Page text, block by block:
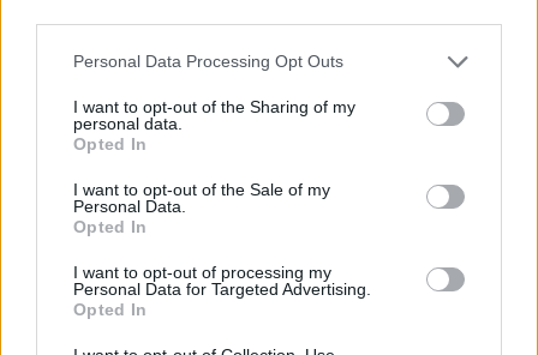
Personal Data Processing Opt Outs
I want to opt-out of the Sharing of my
personal data.
Opted In
I want to opt-out of the Sale of my
Personal Data.
Opted In
I want to opt-out of processing my
Personal Data for Targeted Advertising.
Opted In
2021-05-31
COVID-19: Fondo di garanzia PMI Aiuto di stato
Banca del Mezzogiorno MedioCredito Centrale S.p.A.
318.087 euro
2021-05-10
COVID-19: Fondo di garanzia PMI Aiuto di stato
SA.59655 - Proroga SA.56966
Banca del Mezzogiorno MedioCredito Centrale S.p.A.
162.861 euro